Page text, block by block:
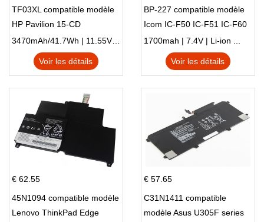
TF03XL compatible modèle
HP Pavilion 15-CD
3470mAh/41.7Wh | 11.55V | Li-ion ...
Voir les détails
BP-227 compatible modèle
Icom IC-F50 IC-F51 IC-F60
IC-F61 IC-M87
1700mah | 7.4V | Li-ion ...
Voir les détails
€ 62.55
45N1094 compatible modèle
Lenovo ThinkPad Edge
€ 57.65
C31N1411 compatible
modèle Asus U305F series